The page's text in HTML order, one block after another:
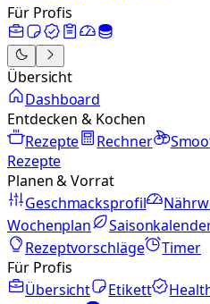
Für Profis
Übersicht
Dashboard
Entdecken & Kochen
Rezepte
Rechner
Rezepte
Planen & Vorrat
Geschmacksprofil
Wochenplan
Rezeptvorschläge
Timer
Für Profis
Übersicht
Etikett